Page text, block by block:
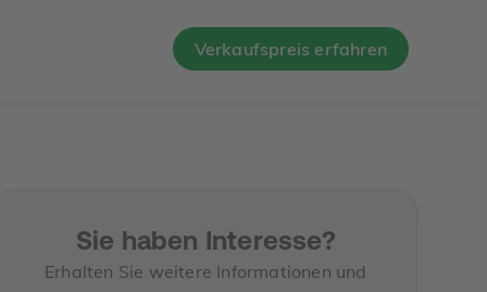
Verkaufspreis erfahren
Sie haben Interesse?
Erhalten Sie weitere Informationen und